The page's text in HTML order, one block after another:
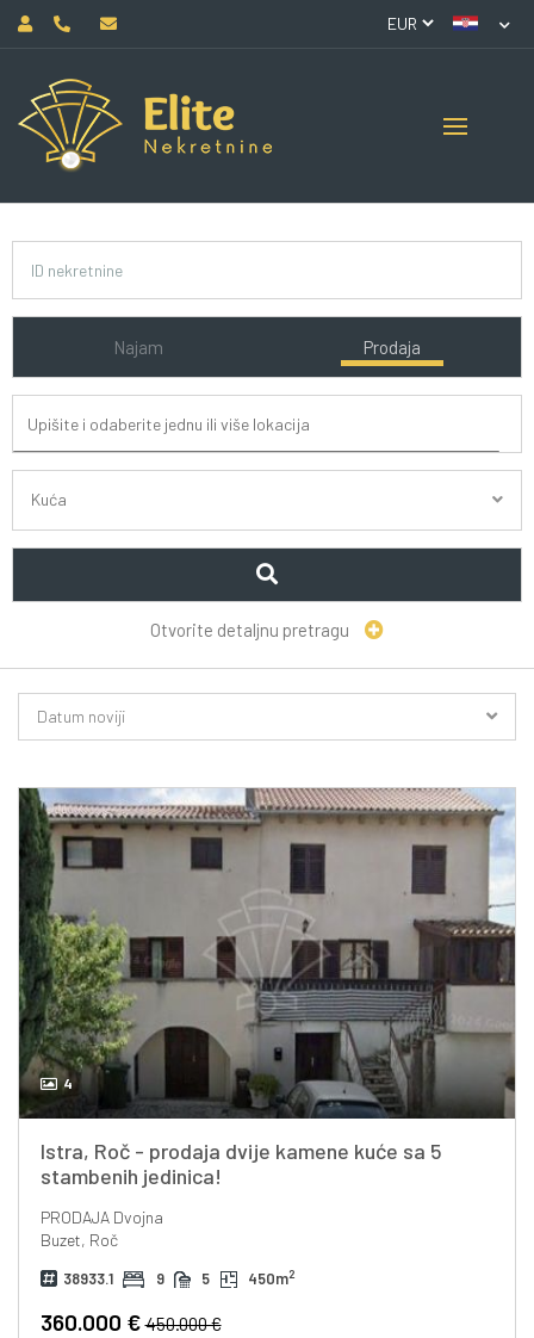
Najam Prodaja
Kuća
Otvorite detaljnu pretragu
Datum noviji
4
Istra, Roč - prodaja dvije kamene kuće sa 5
stambenih jedinica!
PRODAJADvojna
Buzet, Roč
38933.1 9 5 450m2
360.000 €450.000 €